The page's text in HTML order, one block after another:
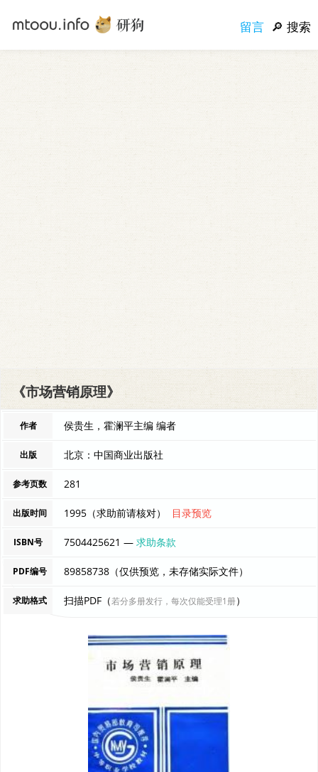
留言 搜索
《市场营销原理》
作者 侯贵生，霍澜平主编 编者
出版 北京：中国商业出版社
参考页数 281
出版时间 1995（求助前请核对） 目录预览
ISBN号 7504425621 —求助条款
PDF编号 89858738（仅供预览，未存储实际文件）
求助格式 扫描PDF（若分多册发行，每次仅能受理1册）